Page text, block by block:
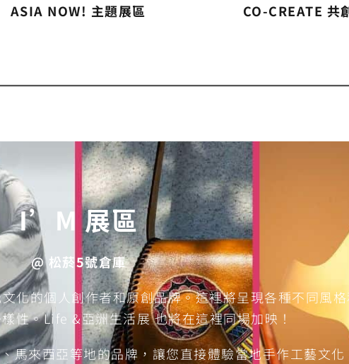
ASIA NOW! 主題展區 CO-CREATE 共
I’M 展區
@ 松菸5號倉庫
化的個人創作者和原創品牌。這裡將呈現各種不同風
性。Life &亞洲生活展 也將在這裡同場加映！
馬來西亞等地的品牌，讓您直接體驗當地手作工藝文化